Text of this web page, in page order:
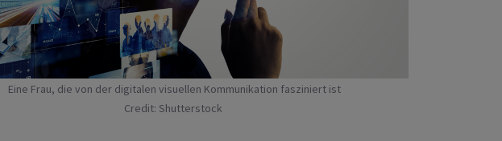
Eine Frau, die von der digitalen visuellen Kommunikation fasziniert ist
Credit: Shutterstock